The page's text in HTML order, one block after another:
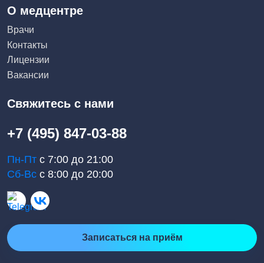
О медцентре
Врачи
Контакты
Лицензии
Вакансии
Свяжитесь с нами
+7 (495) 847-03-88
Пн-Пт с 7:00 до 21:00
Сб-Вс с 8:00 до 20:00
Записаться на приём